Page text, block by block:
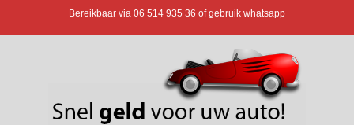
Bereikbaar via 06 514 935 36 of gebruik whatsapp